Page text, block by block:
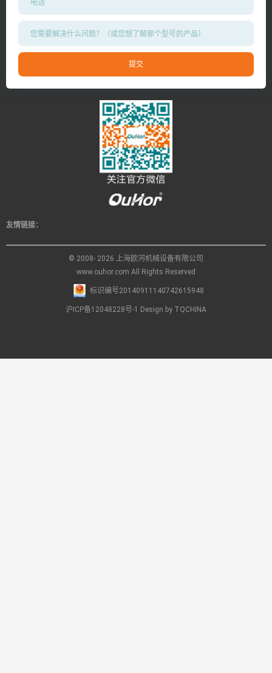
友情链接：
© 2008- 2026 上海欧河机械设备有限公司
www.ouhor.com All Rights Reserved
标识编号20140911140742615948
沪ICP备12048228号-1 Design by TQCHINA